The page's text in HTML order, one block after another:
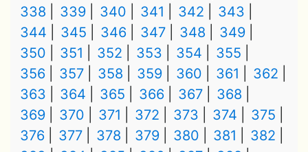
338
339 340 341 342
343
344
345 346 347 348
349
350
351 352 353 354
355
356
357 358 359 360 361
362
363
364 365 366 367
368
369
370 371 372 373 374
375
376
377 378 379 380 381
382